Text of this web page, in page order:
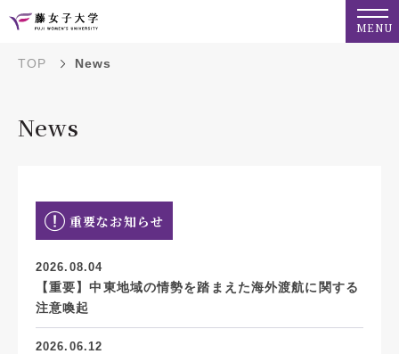
MENU
TOP News
News
重要なお知らせ
2026.08.04
【重要】中東地域の情勢を踏まえた海外渡航に関する
注意喚起
2026.06.12